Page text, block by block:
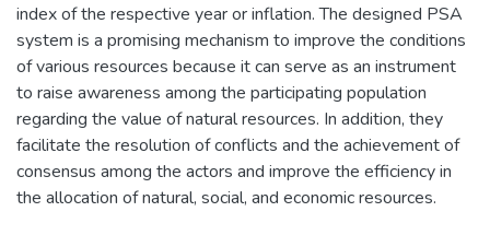
index of the respective year or inflation. The designed PSA
system is a promising mechanism to improve the conditions
of various resources because it can serve as an instrument
to raise awareness among the participating population
regarding the value of natural resources. In addition, they
facilitate the resolution of conflicts and the achievement of
consensus among the actors and improve the efficiency in
the allocation of natural, social, and economic resources.